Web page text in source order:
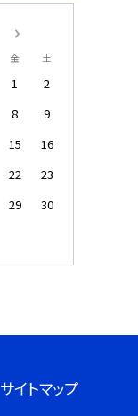
金 土
1
2
8
9
15
16
22
23
29
30
サイトマップ